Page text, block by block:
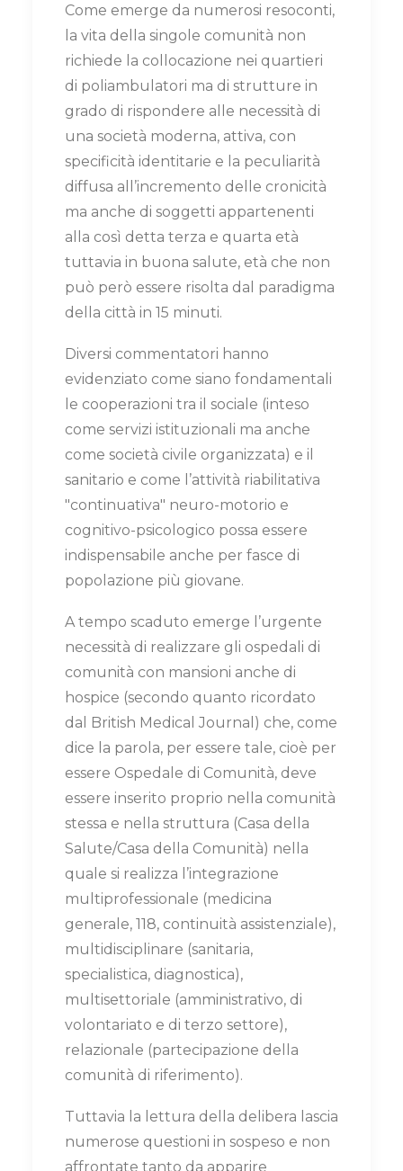
Come emerge da numerosi resoconti,
la vita della singole comunità non
richiede la collocazione nei quartieri
di poliambulatori ma di strutture in
grado di rispondere alle necessità di
una società moderna, attiva, con
specificità identitarie e la peculiarità
diffusa all’incremento delle cronicità
ma anche di soggetti appartenenti
alla così detta terza e quarta età
tuttavia in buona salute, età che non
può però essere risolta dal paradigma
della città in 15 minuti.
Diversi commentatori hanno
evidenziato come siano fondamentali
le cooperazioni tra il sociale (inteso
come servizi istituzionali ma anche
come società civile organizzata) e il
sanitario e come l’attività riabilitativa
"continuativa" neuro-motorio e
cognitivo-psicologico possa essere
indispensabile anche per fasce di
popolazione più giovane.
A tempo scaduto emerge l’urgente
necessità di realizzare gli ospedali di
comunità con mansioni anche di
hospice (secondo quanto ricordato
dal British Medical Journal) che, come
dice la parola, per essere tale, cioè per
essere Ospedale di Comunità, deve
essere inserito proprio nella comunità
stessa e nella struttura (Casa della
Salute/Casa della Comunità) nella
quale si realizza l’integrazione
multiprofessionale (medicina
generale, 118, continuità assistenziale),
multidisciplinare (sanitaria,
specialistica, diagnostica),
multisettoriale (amministrativo, di
volontariato e di terzo settore),
relazionale (partecipazione della
comunità di riferimento).
Tuttavia la lettura della delibera lascia
numerose questioni in sospeso e non
affrontate tanto da apparire